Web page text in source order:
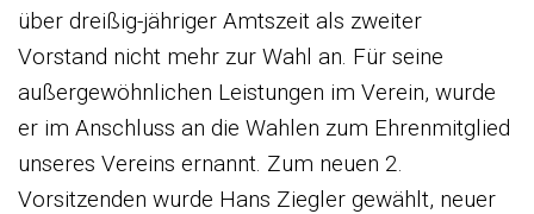
über dreißig-jähriger Amtszeit als zweiter
Vorstand nicht mehr zur Wahl an. Für seine
außergewöhnlichen Leistungen im Verein, wurde
er im Anschluss an die Wahlen zum Ehrenmitglied
unseres Vereins ernannt. Zum neuen 2.
Vorsitzenden wurde Hans Ziegler gewählt, neuer